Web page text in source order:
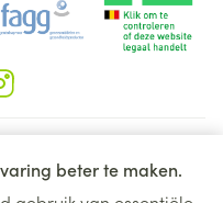
beter te maken.